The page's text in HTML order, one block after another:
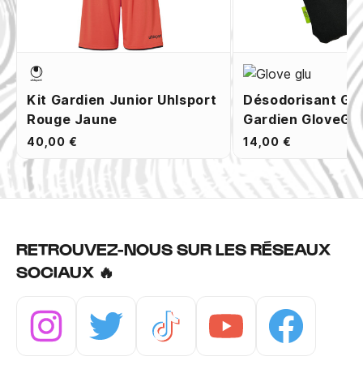
Kit Gardien Junior Uhlsport
Rouge Jaune
40,00 €
Désodorisant
Gardien
14,00 €
RETROUVEZ-NOUS SUR LES RÉSEAUX
SOCIAUX 🔥